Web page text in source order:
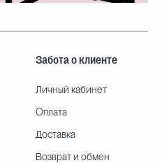
Забота о клиенте
Личный кабинет
Оплата
Доставка
Возврат и обмен